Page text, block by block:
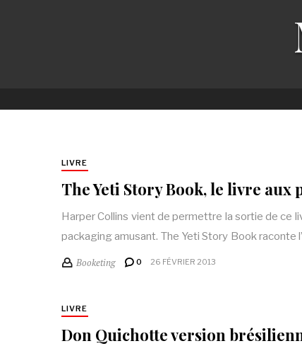
LIVRE
The Yeti Story Book, le livre aux
Harper Collins vient de permettre la sortie de ce
packaging amusant. The Yeti Story Book raconte
Booketing 0 26 FÉVRIER 2013
LIVRE
Don Quichotte version